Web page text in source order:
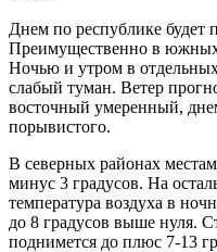
Днем по республике будет
Преимущественно в
Ночью и утром в
слабый туман. Ветер
восточный умеренный,
порывистого.
В северных районах
минус 3 градусов. На
температура воздуха в
до 8 градусов выше нуля.
поднимется до плюс 7-13